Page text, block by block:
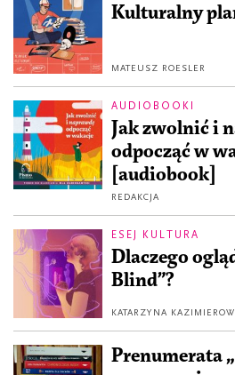
Kulturalny
MATEUSZ ROESLER
AUDIOBOOKI
Jak zwolnić i
odpocząć w
[audiobook]
REDAKCJA
ESEJ KULTURA
Dlaczego
Blind”?
KATARZYNA
Prenumerata